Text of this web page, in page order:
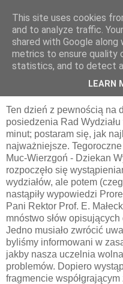
środa, 1 czerwca 2011
WYDARZYŁO
Ten dzień z pewnością na
posiedzenia Rad
minut; postaram się, jak
najważniejsze.
Muc-Wierzgoń - Dziekan
rozpoczęło się
wydziałów, ale potem
nastąpiły wypowiedzi
Pani Rektor Prof. E.
mnóstwo słów
Jedno musiało zwrócić
byliśmy informowani w
jakby nasza uczelnia
problemów. Dopiero
fragmencie
This site uses cookies
and to analyze traffic.
shared with Google
metrics to ensure quality
statistics, and to detect
LEARN